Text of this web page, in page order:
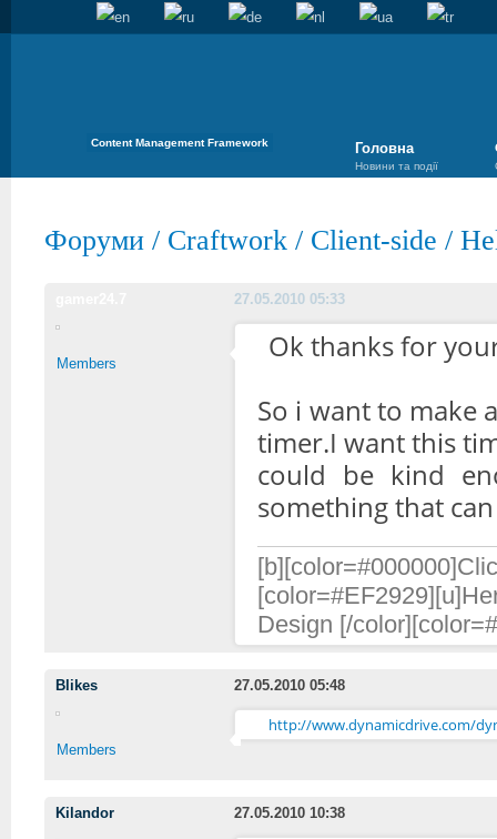
Content Management Framework Головна
Новини та події
Форуми / Craftwork / Client-side /
27.05.2010 05:33
Members
Ok thanks for
So i want to make
timer.I want this
could be kind
something that
Design [/
Blikes 27.05.2010 05:48
Members
http://www.dynamicdrive.com/
Kilandor 27.05.2010 10:38